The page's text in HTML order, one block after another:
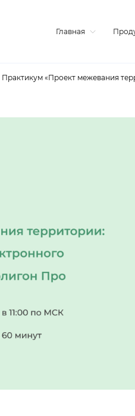
Главная
Практикум «Проект межевания